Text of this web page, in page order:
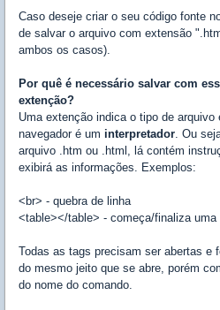
Caso deseje criar o seu código fonte
de salvar o arquivo com extensão
ambos os casos).
Por quê é necessário salvar com
extenção?
Uma extenção indica o tipo de
navegador é um interpretador . Ou
arquivo .htm ou .html, lá contém
exibirá as informações. Exemplos:
<br> - quebra de linha
<table></table> - começa/finaliza uma
Todas as tags precisam ser abertas e
do mesmo jeito que se abre, porém
do nome do comando.